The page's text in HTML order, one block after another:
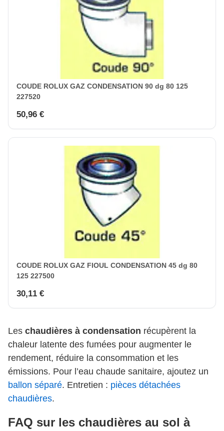
COUDE ROLUX GAZ CONDENSATION 90 dg 80 125
227520
50,96 €
COUDE ROLUX GAZ FIOUL CONDENSATION 45 dg 80
125 227500
30,11 €
Les chaudières à condensation récupèrent la
chaleur latente des fumées pour augmenter le
rendement, réduire la consommation et les
émissions. Pour l’eau chaude sanitaire, ajoutez un
ballon séparé. Entretien : pièces détachées
chaudières.
FAQ sur les chaudières au sol à